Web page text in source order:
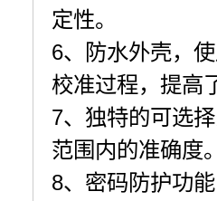
定性。
6、防水外壳，
校准过程，提高
7、独特的可选
范围内的准确度
8、密码防护功